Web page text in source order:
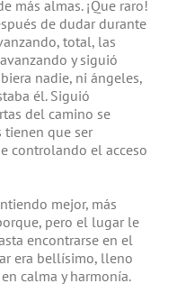
más almas. ¡Que raro!
de dudar durante
total, las
y siguió
nadie, ni ángeles,
él. Siguió
del camino se
tienen que ser
controlando el acceso
mejor, más
pero el lugar le
encontrarse en el
era bellísimo, lleno
calma y harmonía.